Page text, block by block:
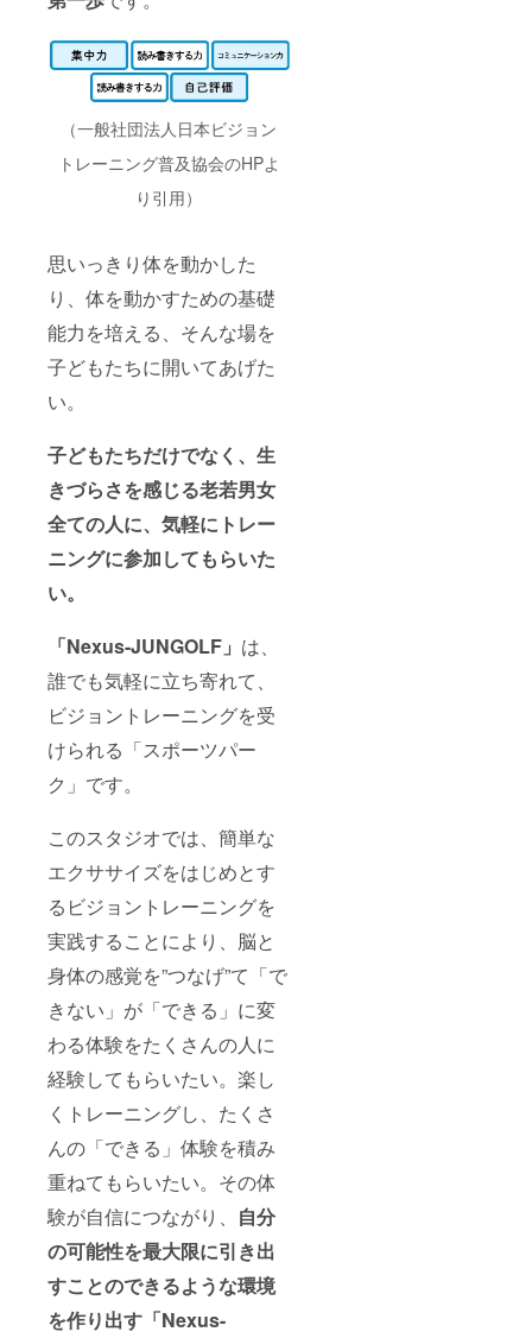
（一般社団法人日本ビジョン
トレーニング普及協会のHPよ
り引用）
思いっきり体を動かした
り、体を動かすための基礎
能力を培える、そんな場を
子どもたちに開いてあげた
い。
子どもたちだけでなく、生
きづらさを感じる老若男女
全ての人に、気軽にトレー
ニングに参加してもらいた
い。
「Nexus-JUNGOLF 」 は、
誰でも気軽に立ち寄れて、
ビジョントレーニングを受
けられる「スポーツパー
ク」です。
このスタジオでは、簡単な
エクササイズをはじめとす
るビジョントレーニングを
実践することにより、脳と
身体の感覚を”つなげ”て「で
きない」が「できる」に変
わる体験をたくさんの人に
経験してもらいたい。楽し
くトレーニングし、たくさ
んの「できる」体験を積み
重ねてもらいたい。その体
験が自信につながり、 自分
の可能性を最大限に引き出
すことのできるような環境
を作り出す 「Nexus-